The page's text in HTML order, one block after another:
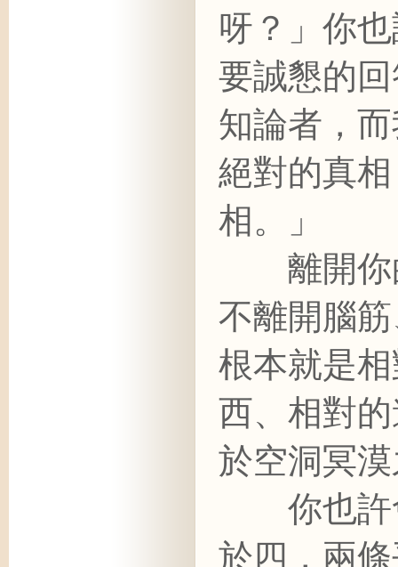
呀？」你
要誠懇的
知論者，
絕對的真
相。」
離開你
不離開腦
根本就是
西、相對
於空洞冥
你也許
於四，兩